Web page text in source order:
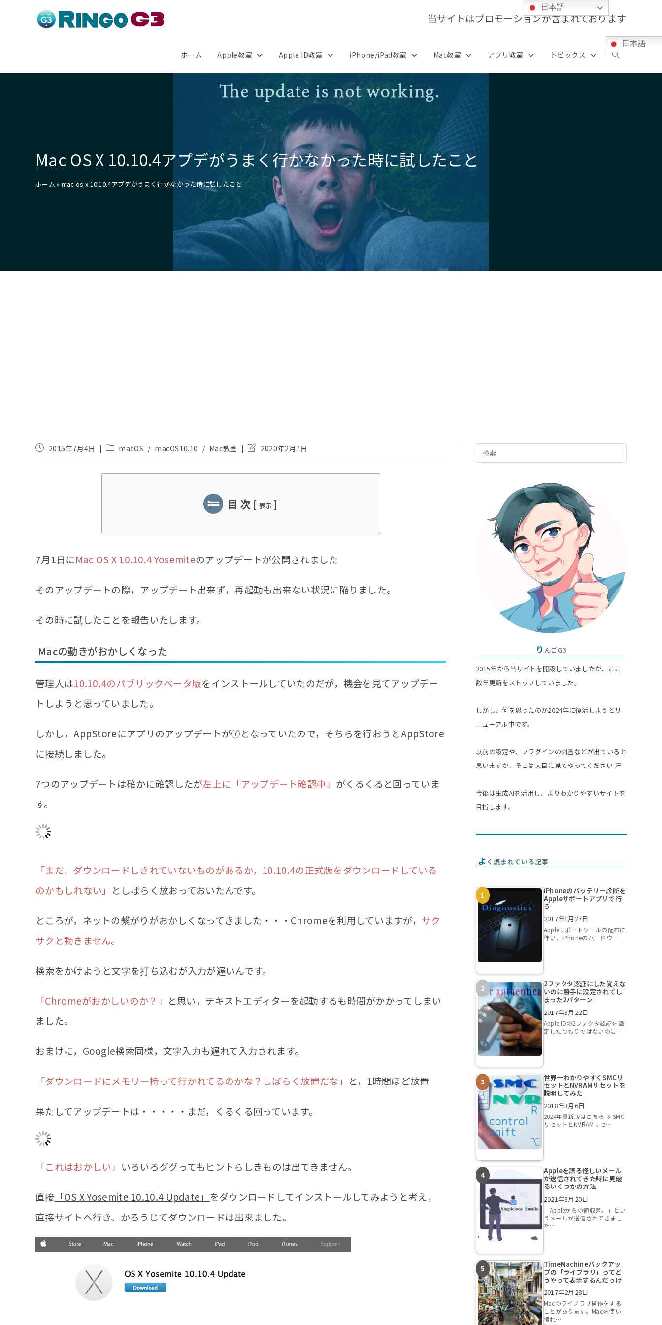
当サイトはプロモーションが含まれております
ホーム Apple教室 Apple ID教室 iPhone/iPad教室 Mac教室 アプリ教室 トピックス
日本語
ウ
の
Mac OS X 10.10.4アプデがうまく行かなかった時に試したこと
ホーム » mac os x 10.10.4アプデがうまく行かなかった時に試したこと
投
2015年7月4日
投
テ
macOS / macOS10.10 / Mac教室
投
最
更
日:
2020年2月7日
目 次 [ 表示 ]
7月1日にMac OS X 10.10.4 Yosemiteのアップデートが公開されました
そのアップデートの際，アップデート出来ず，再起動も出来ない状況に陥りました。
その時に試したことを報告いたします。
Macの動きがおかしくなった
管理人は10.10.4のパブリックベータ版をインストールしていたのだが，機会を見てアップデー
トしようと思っていました。
しかし，AppStoreにアプリのアップデートが⑦となっていたので，そちらを行おうとAppStore
に接続しました。
7つのアップデートは確かに確認したが左上に「アップデート確認中」 がくるくると回っていま
す。
「まだ，ダウンロードしきれていないものがあるか，10.10.4の正式版をダウンロードしている
のかもしれない」 としばらく放おっておいたんです。
ところが，ネットの繋がりがおかしくなってきました・・・Chromeを利用していますが， サク
サクと動きません。
検索をかけようと文字を打ち込むが入力が遅いんです。
「Chromeがおかしいのか？」 と思い，テキストエディターを起動するも時間がかかってしまい
ました。
おまけに，Google検索同様，文字入力も遅れて入力されます。
「ダウンロードにメモリー持って行かれてるのかな？しばらく放置だな」 と，1時間ほど放置
果たしてアップデートは・・・・・まだ，くるくる回っています。
「これはおかしい」 いろいろググってもヒントらしきものは出てきません。
直接 「OS X Yosemite 10.10.4 Update」 をダウンロードしてインストールしてみようと考え，
直接サイトへ行き、かろうじてダウンロードは出来ました。
Escape
り んごG3
2015年から当サイトを開設していましたが、ここ
数年更新をストップしていました。
しかし、何を思ったのか2024年に復活しようとリ
ニューアル中です。
以前の設定や、プラグインの幽霊などが出ていると
思いますが、そこは大目に見てやってください 汗
今後は生成AIを活用し、よりわかりやすいサイトを
目指します。
よ く読まれている記事
iPhoneのバッテリー診断を
Appleサポートアプリで行
う
2017年1月27日
Appleサポートツールの配布に
伴い，iPhoneのハードウ…
2ファクタ認証にした覚えな
いのに勝手に設定されてし
まった2パターン
2017年3月22日
Apple IDの2ファクタ認証を設
定したつもりではないのに…
世界一わかりやすくSMCリ
セットとNVRAMリセットを
説明してみた
2018年3月6日
2024年最新版はこちら ⇓ SMC
リセットとNVRAMリセ…
Appleを語る怪しいメール
が送信されてきた時に見破
るいくつかの方法
2021年3月20日
「Appleからの領収書。」とい
うメールが送信されてきまし
た…
TimeMachineバックアッ
プの「ライブラリ」ってど
うやって表示するんだっけ
2017年2月28日
Macのライブラリ操作をする
ことがあります。Macを使い
慣れ…
日本語